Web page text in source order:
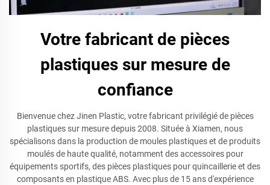
Votre fabricant de pièces
plastiques sur mesure de
confiance
Bienvenue chez Jinen Plastic, votre fabricant privilégié de pièces
plastiques sur mesure depuis 2008. Située à Xiamen, nous
spécialisons dans la production de moules plastiques et de produits
moulés de haute qualité, notamment des accessoires pour
équipements sportifs, des pièces plastiques pour quincaillerie et des
composants en plastique ABS. Avec plus de 15 ans d'expérience